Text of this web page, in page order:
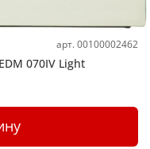
арт. 00100002462
070IV Light